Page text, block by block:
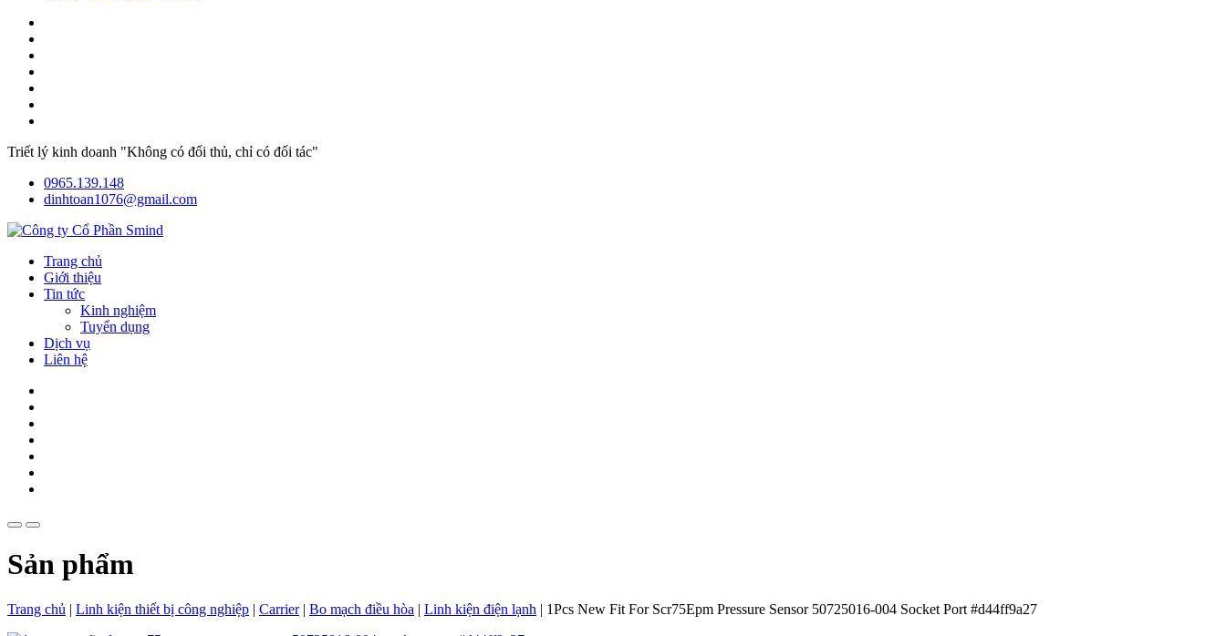
Triết lý kinh doanh "Không có đối thủ, chỉ có đối tác"
0965.139.148
dinhtoan1076@gmail.com
Trang chủ
Giới thiệu
Tin tức
Kinh nghiệm
Tuyển dụng
Dịch vụ
Liên hệ
Sản phẩm
Trang chủ | Linh kiện thiết bị công nghiệp | Carrier| Bo mạch điều hòa | Linh kiện điện lạnh | 1Pcs New Fit For Scr75Epm Pressure Sensor 50725016-004 Socket Port #d44ff9a27